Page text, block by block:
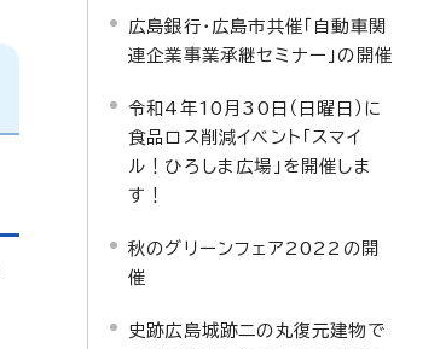
広島銀行・広島市共催「自動車関
連企業事業承継セミナー」の開催
令和4年10月30日（日曜日）に
食品ロス削減イベント「スマイ
ル！ひろしま広場」を開催しま
す！
秋のグリーンフェア2022の開
催
史跡広島城跡二の丸復元建物で